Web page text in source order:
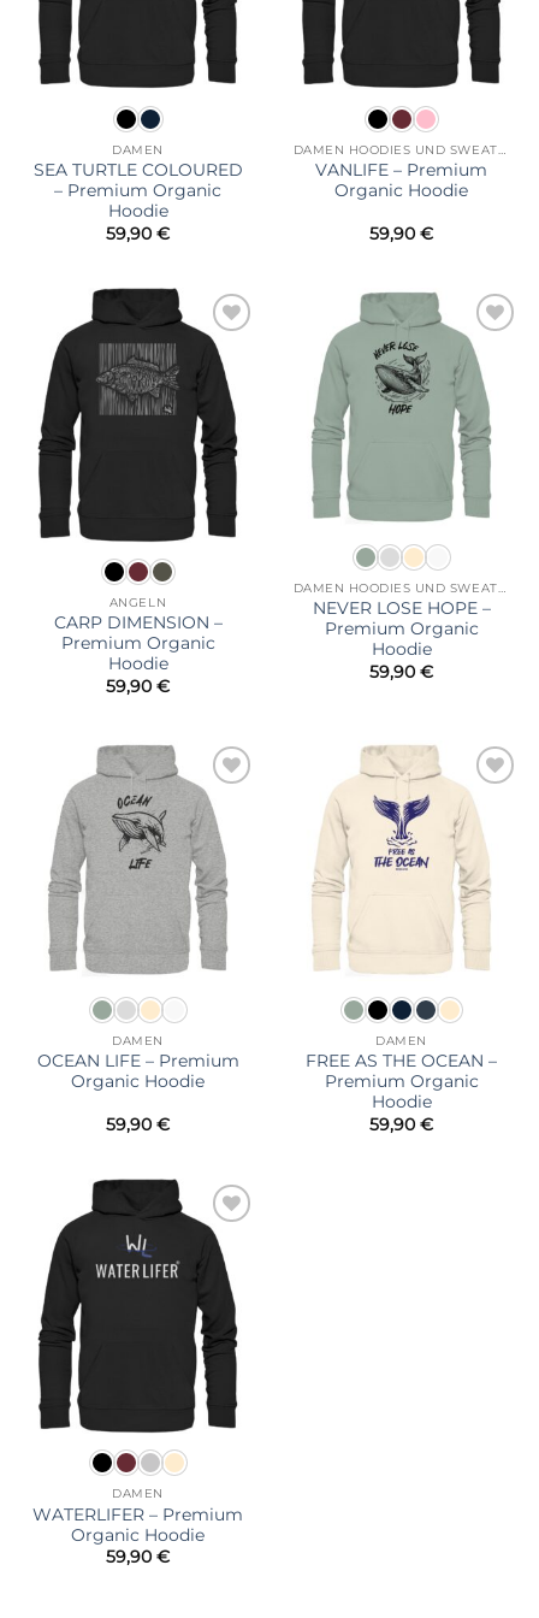
DAMEN
SEA TURTLE COLOURED
– Premium Organic
Hoodie
59,90 €
VANLIFE – Premium
Organic Hoodie
59,90 €
Wunschliste
hinzufügen
ANGELN
CARP DIMENSION –
Premium Organic
Hoodie
59,90 €
Zur
Wunschliste
hinzufügen
DAMEN HOODIES UND SWEATSHIRTS
NEVER LOSE HOPE –
Premium Organic
Hoodie
59,90 €
Zur
Wunschliste
hinzufügen
DAMEN
OCEAN LIFE – Premium
Organic Hoodie
59,90 €
Zur
Wunschliste
hinzufügen
DAMEN
FREE AS THE OCEAN –
Premium Organic
Hoodie
59,90 €
Wunschliste
hinzufügen
DAMEN
WATERLIFER – Premium
Organic Hoodie
59,90 €